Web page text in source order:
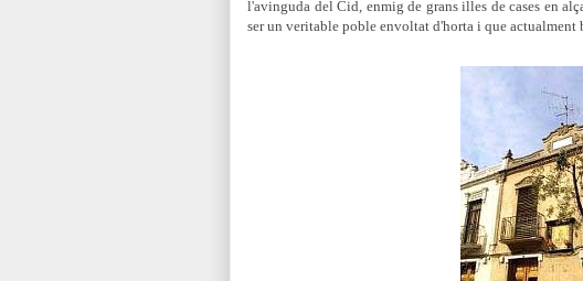
l'avinguda del Cid, enmig de grans illes de cases en
ser un veritable poble envoltat d'horta i que actualment